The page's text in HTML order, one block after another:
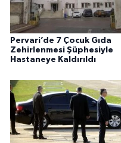
Pervari’de 7 Çocuk Gıda
Zehirlenmesi Şüphesiyle
Hastaneye Kaldırıldı